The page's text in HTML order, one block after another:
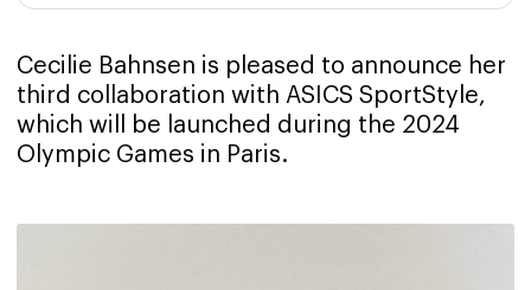
Cecilie Bahnsen is pleased to announce her
third collaboration with ASICS SportStyle,
which will be launched during the 2024
Olympic Games in Paris.